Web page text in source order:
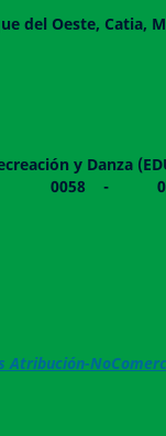
del Oeste, Catia,
y Danza
Teléfono:
Atribución-